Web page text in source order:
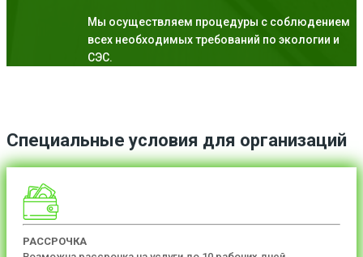
Мы осуществляем процедуры с соблюдением
всех необходимых требований по экологии и
СЭС.
Специальные условия для организаций
РАССРОЧКА